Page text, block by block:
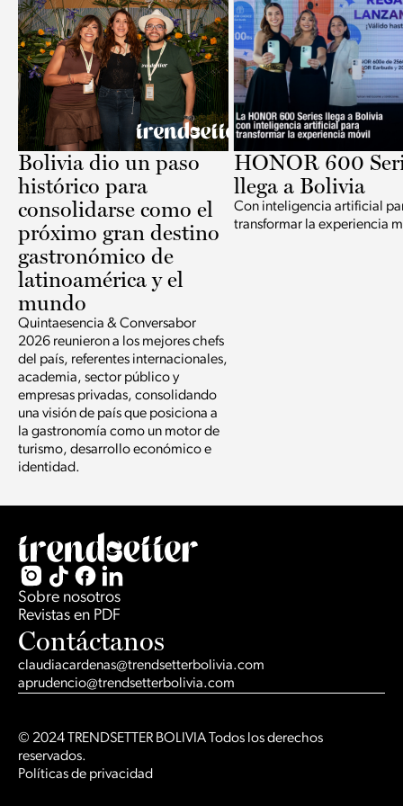
Bolivia dio un paso
histórico para
consolidarse como el
próximo gran destino
gastronómico de
latinoamérica y el
mundo
Quintaesencia & Conversabor
2026 reunieron a los mejores chefs
del país, referentes internacionales,
academia, sector público y
empresas privadas, consolidando
una visión de país que posiciona a
la gastronomía como un motor de
turismo, desarrollo económico e
identidad.
HONOR 600
llega a Bolivia
Con inteligencia artificial
transformar la experiencia
Sobre nosotros
Revistas en PDF
Contáctanos
claudiacardenas@trendsetterbolivia.com
aprudencio@trendsetterbolivia.com
© 2024 TRENDSETTER BOLIVIA Todos los derechos
reservados.
Políticas de privacidad